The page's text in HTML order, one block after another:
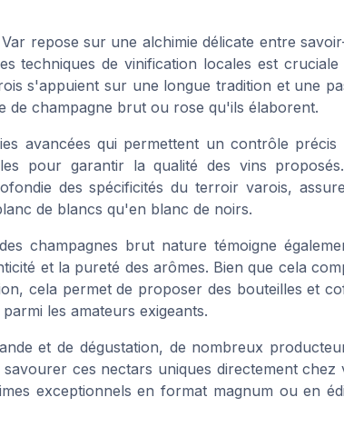
repose sur une alchimie délicate entre
techniques de vinification locales est
s'appuient sur une longue tradition et une
de champagne brut ou rose qu'ils élaborent.
avancées qui permettent un contrôle précis
pour garantir la qualité des vins
des spécificités du terroir varois,
de blancs qu'en blanc de noirs.
champagnes brut nature témoigne
et la pureté des arômes. Bien que cela
cela permet de proposer des bouteilles et
les amateurs exigeants.
et de dégustation, de nombreux
ces nectars uniques directement chez
exceptionnels en format magnum ou en